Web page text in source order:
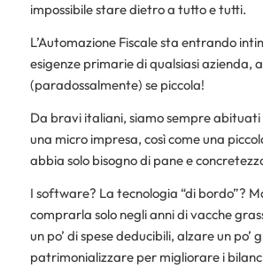
impossibile stare dietro a tutto e tutti.
L’Automazione Fiscale sta entrando
esigenze primarie di qualsiasi azienda,
(paradossalmente) se piccola!
Da bravi italiani, siamo sempre abituati
una micro impresa, così come una
abbia solo bisogno di pane e
I software? La tecnologia “di bordo”?
comprarla solo negli anni di vacche
un po’ di spese deducibili, alzare un
patrimonializzare per migliorare i